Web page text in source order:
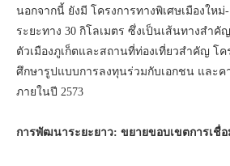
นอกจากนี้ ยังมี โครงการทางพิเศษเมืองใหม่
ระยะทาง 30 กิโลเมตร ซึ่งเป็นเส้นทางสำคั
ตัวเมืองภูเก็ตและสถานที่ท่องเที่ยวสำคัญ โ
ศึกษารูปแบบการลงทุนร่วมกับเอกชน และค
ภายในปี 2573
การพัฒนาระยะยาว: ขยายขอบเขตการเชื่